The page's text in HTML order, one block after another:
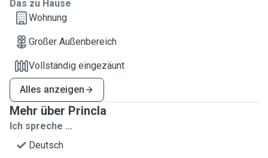
Das zu Hause
Wohnung
Großer Außenbereich
Vollständig eingezäunt
Alles anzeigen
Mehr über Princla
Ich spreche ...
Deutsch